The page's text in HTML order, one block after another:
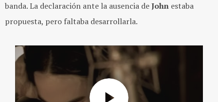
banda. La declaración ante la ausencia deJohn estaba
propuesta, pero faltaba desarrollarla.